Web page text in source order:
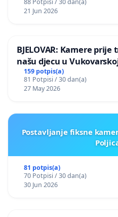
21 Jun 2026
BJELOVAR: Kamere
našu djecu u
159 potpis(a)
81 Potpisi / 30 dan(a)
27 May 2026
Postavljanje fiksne
81 potpis(a)
70 Potpisi / 30 dan(a)
30 Jun 2026